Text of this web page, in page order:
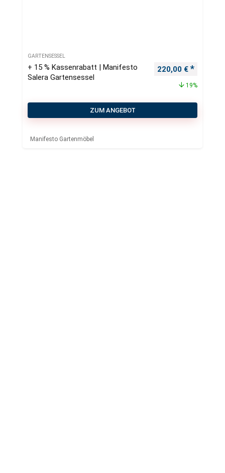
GARTENSESSEL
+ 15 % Kassenrabatt | Manifesto
Salera Gartensessel
Ursprünglicher
220,00 €
19%
ZUM ANGEBOT
Manifesto Gartenmöbel